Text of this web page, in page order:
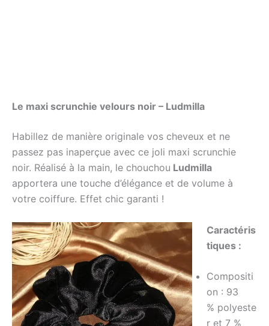
Le maxi scrunchie velours noir – Ludmilla
Habillez de manière originale vos cheveux et ne
passez pas inaperçue avec ce joli maxi scrunchie
noir. Réalisé à la main, le chouchou Ludmilla
apportera une touche d’élégance et de volume à
votre coiffure. Effet chic garanti !
Caractéris
tiques :
Compositi
on : 93
% polyeste
r et 7 %